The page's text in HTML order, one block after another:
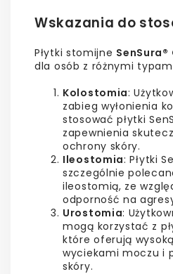
Wskazania do
Płytki stomijne SenSura®
dla osób z różnymi
Kolostomia:
zabieg wyłonienia
stosować płytki
zapewnienia
ochrony skóry.
Ileostomia: Płytki
szczególnie
ileostomią, ze
odporność na
Urostomia:
mogą korzystać z
które oferują
wyciekami moczu i
skóry.